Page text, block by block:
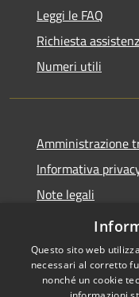
Leggi le FAQ
Richiesta
Numeri utili
Amministrazione
Informativa
Note legali
Dichiarazione di
Questo sito web
necessari al corretto
nonché un cookie